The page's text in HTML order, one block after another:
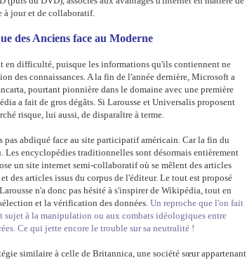
à jour et de collaboratif.
des Anciens face au Moderne
en difficulté, puisque les informations qu'ils contiennent ne
des connaissances. A la fin de l'année dernière, Microsoft a
pourtant pionnière dans le domaine avec une première
a fait de gros dégâts. Si Larousse et Universalis proposent
risque, lui aussi, de disparaître à terme.
abdiqué face au site participatif américain. Car la fin du
encyclopédies traditionnelles sont désormais entièrement
un site internet semi-collaboratif où se mêlent des articles
des articles issus du corpus de l'éditeur. Le tout est proposé
n'a donc pas hésité à s'inspirer de Wikipédia, tout en
et la vérification des données. Un reproche que l'on fait
sujet à la manipulation ou aux combats idéologiques entre
Ce qui jette encore le trouble sur sa neutralité !
similaire à celle de Britannica, une société sœur appartenant